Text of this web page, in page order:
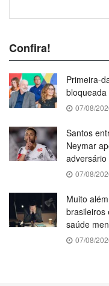
Confira!
Primeira-
07/08/
Santos
Neymar
adversário
07/08/
Muito
brasileiros
saúde
07/08/